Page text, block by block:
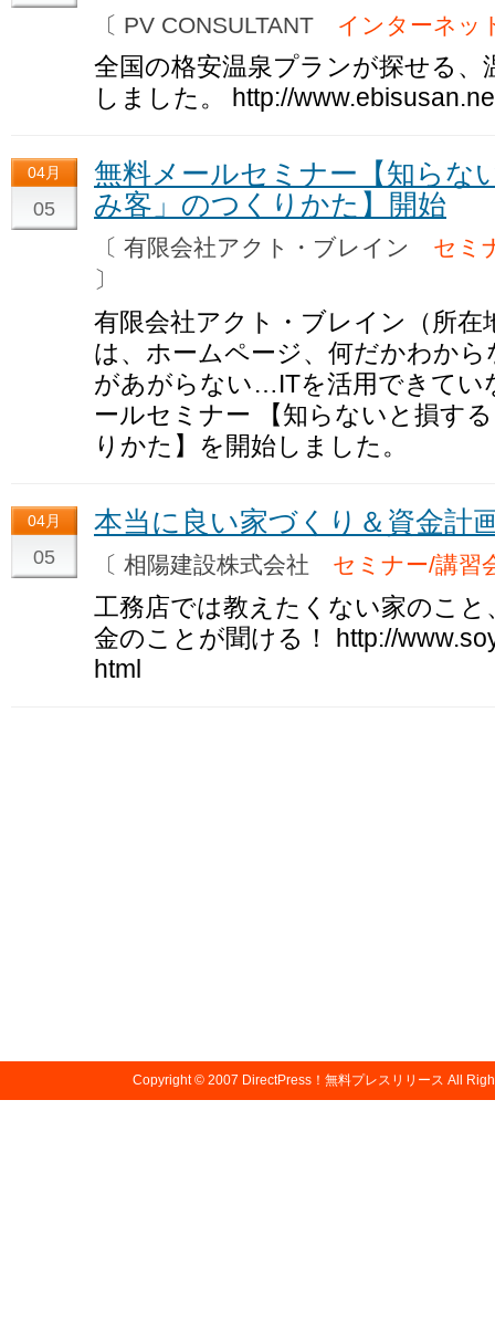
〔 PV CONSULTANT インターネッ
全国の格安温泉プランが探せる、
しました。 http://
04月
05
無料メールセミナー【知らな
み客」のつくりかた】開始
〔 有限会社アクト・ブレイン セミ
〕
有限会社アクト・ブレイン（所
は、ホームページ、何だかわか
があがらない…ITを活用できてい
ールセミナー 【知らないと損す
りかた】を開始しました。
04月
05
本当に良い家づくり＆資金計
〔 相陽建設株式会社 セミナー/講習
工務店では教えたくない家のこ
金のことが聞ける！ http://
html
Copyright © 2007 DirectPress！無料プレスリリース All